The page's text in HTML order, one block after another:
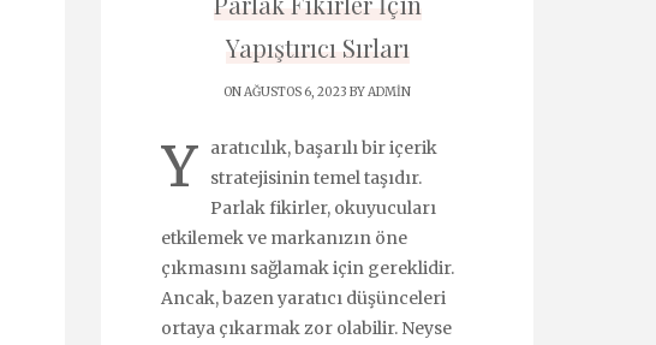
Yapıştırıcı Sırları
ON AĞUSTOS 6, 2023 BYADMIN
Y
aratıcılık, başarılı bir içerik
stratejisinin temel taşıdır.
Parlak fikirler, okuyucuları
etkilemek ve markanızın öne
çıkmasını sağlamak için gereklidir.
Ancak, bazen yaratıcı düşünceleri
ortaya çıkarmak zor olabilir. Neyse